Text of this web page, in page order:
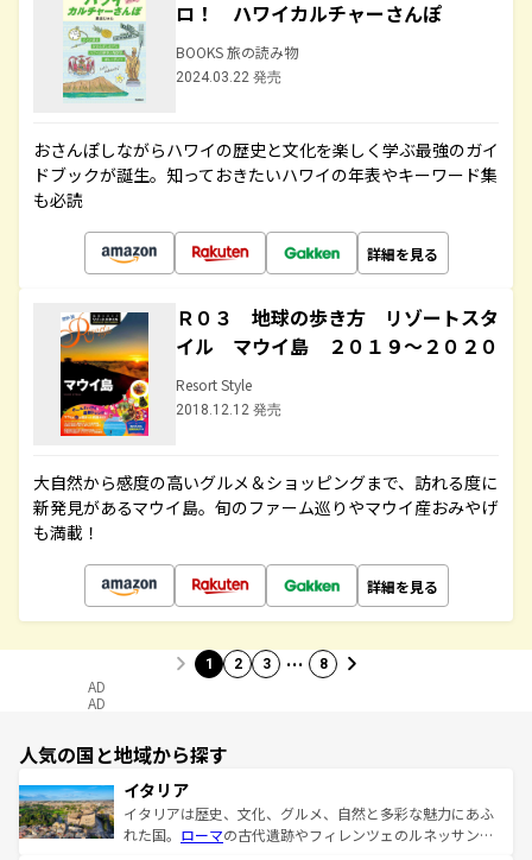
ロ！ ハワイカルチャーさんぽ
BOOKS 旅の読み物
2024.03.22 発売
おさんぽしながらハワイの歴史と文化を楽しく学ぶ最強のガイ
ドブックが誕生。知っておきたいハワイの年表やキーワード集
も必読
詳細を見る
Ｒ０３ 地球の歩き方 リゾートスタ
イル マウイ島 ２０１９～２０２０
Resort Style
2018.12.12 発売
大自然から感度の高いグルメ＆ショッピングまで、訪れる度に
新発見があるマウイ島。旬のファーム巡りやマウイ産おみやげ
も満載！
詳細を見る
1 2 3 … 8
AD
AD
人気の国と地域から探す
イタリア
イタリアは歴史、文化、グルメ、自然と多彩な魅力にあふ
れた国。 ローマの古代遺跡やフィレンツェのルネッサンス